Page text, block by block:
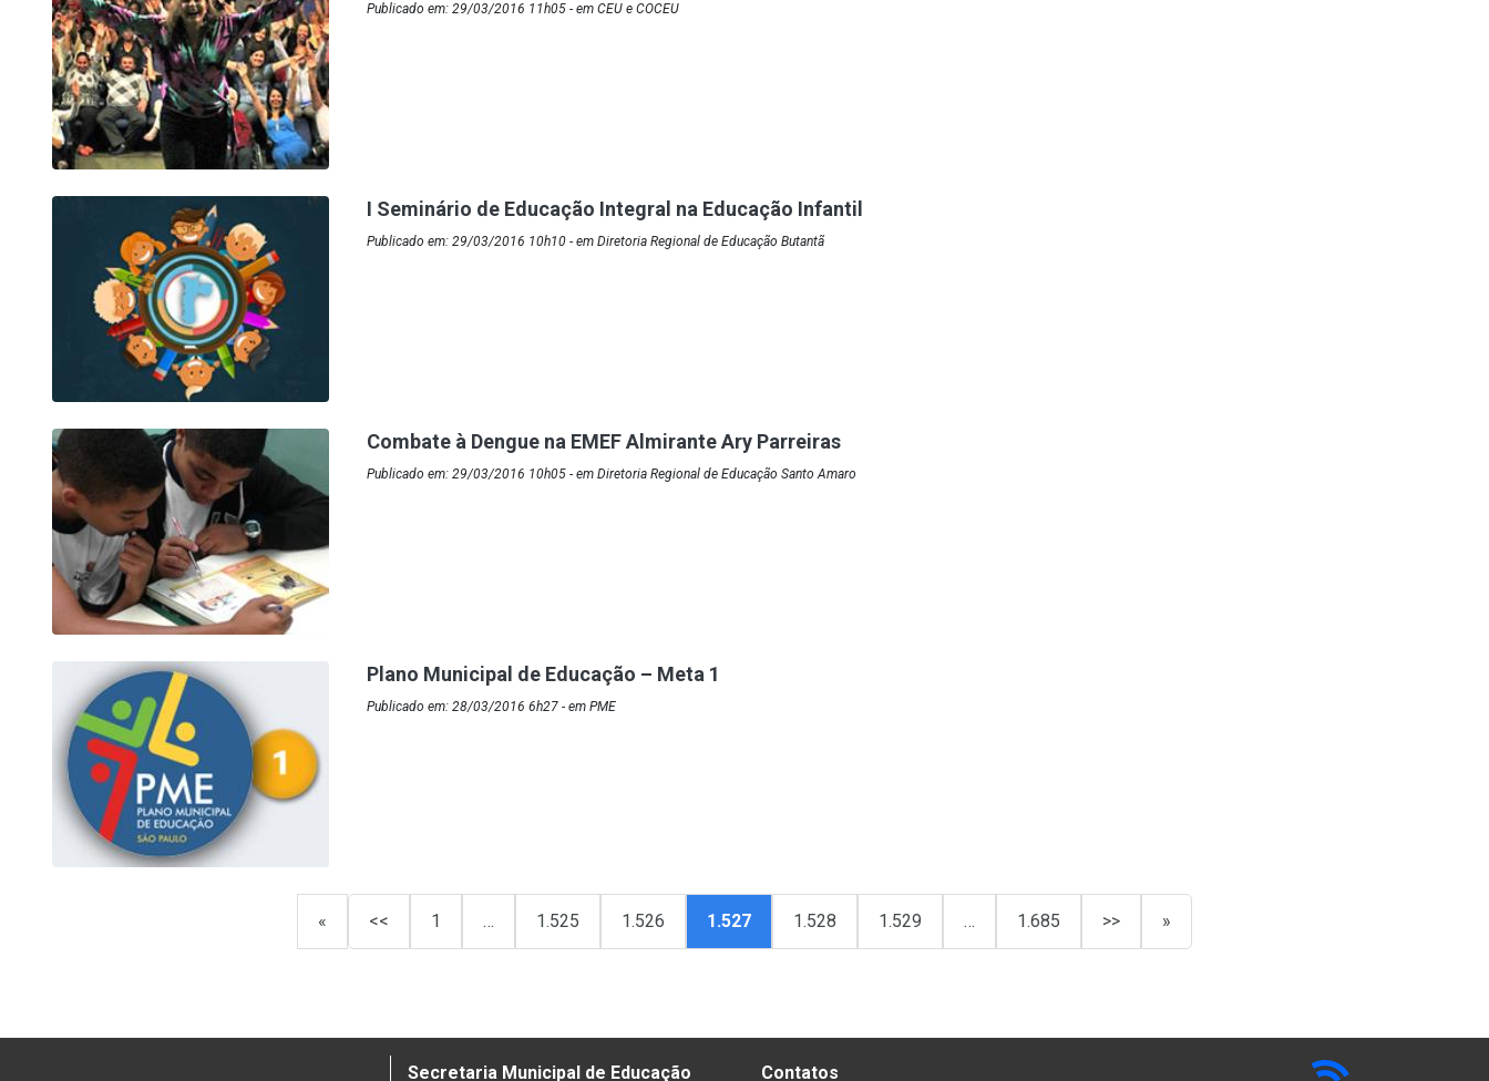
Publicado em: 29/03/2016 11h05 - em CEU e COCEU
I Seminário de Educação Integral na Educação Infantil
Publicado em: 29/03/2016 10h10 - em Diretoria Regional de Educação Butantã
Combate à Dengue na EMEF Almirante Ary Parreiras
Publicado em: 29/03/2016 10h05 - em Diretoria Regional de Educação Santo Amaro
Plano Municipal de Educação – Meta 1
Publicado em: 28/03/2016 6h27 - em PME
« << 1 … 1.525 1.526 1.527 1.528 1.529 … 1.685 >> »
Secretaria Municipal de Educação Contatos